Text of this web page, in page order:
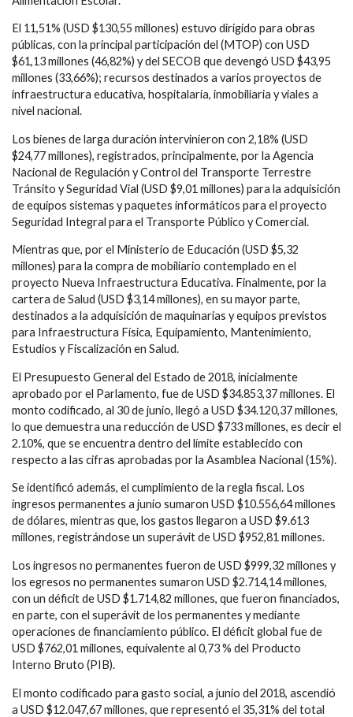
El 11,51% (USD $130,55 millones) estuvo dirigido para obras
públicas, con la principal participación del (MTOP) con USD
$61,13 millones (46,82%) y del SECOB que devengó USD $43,95
millones (33,66%); recursos destinados a varios proyectos de
infraestructura educativa, hospitalaria, inmobiliaria y viales a
nivel nacional.
Los bienes de larga duración intervinieron con 2,18% (USD
$24,77 millones), registrados, principalmente, por la Agencia
Nacional de Regulación y Control del Transporte Terrestre
Tránsito y Seguridad Vial (USD $9,01 millones) para la adquisición
de equipos sistemas y paquetes informáticos para el proyecto
Seguridad Integral para el Transporte Público y Comercial.
Mientras que, por el Ministerio de Educación (USD $5,32
millones) para la compra de mobiliario contemplado en el
proyecto Nueva Infraestructura Educativa. Finalmente, por la
cartera de Salud (USD $3,14 millones), en su mayor parte,
destinados a la adquisición de maquinarias y equipos previstos
para Infraestructura Física, Equipamiento, Mantenimiento,
Estudios y Fiscalización en Salud.
El Presupuesto General del Estado de 2018, inicialmente
aprobado por el Parlamento, fue de USD $34.853,37 millones. El
monto codificado, al 30 de junio, llegó a USD $34.120,37 millones,
lo que demuestra una reducción de USD $733 millones, es decir el
2.10%, que se encuentra dentro del límite establecido con
respecto a las cifras aprobadas por la Asamblea Nacional (15%).
Se identificó además, el cumplimiento de la regla fiscal. Los
ingresos permanentes a junio sumaron USD $10.556,64 millones
de dólares, mientras que, los gastos llegaron a USD $9.613
millones, registrándose un superávit de USD $952,81 millones.
Los ingresos no permanentes fueron de USD $999,32 millones y
los egresos no permanentes sumaron USD $2.714,14 millones,
con un déficit de USD $1.714,82 millones, que fueron financiados,
en parte, con el superávit de los permanentes y mediante
operaciones de financiamiento público. El déficit global fue de
USD $762,01 millones, equivalente al 0,73 % del Producto
Interno Bruto (PIB).
El monto codificado para gasto social, a junio del 2018, ascendió
a USD $12.047,67 millones, que representó el 35,31% del total